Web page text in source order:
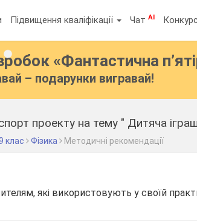
Підвищення кваліфікації ЧатAI
«Фантастична
– подарунки вигравай!
проекту на тему " Дитяча
клас Фізика Методичні рекомендації
які використовують у своїй